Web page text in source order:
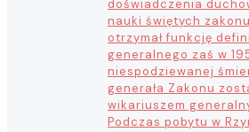
doświadczenia
nauki świętych
otrzymał funkcję
generalnego zaś w
niespodziewanej
generała Zakonu
wikariuszem
Podczas pobytu w